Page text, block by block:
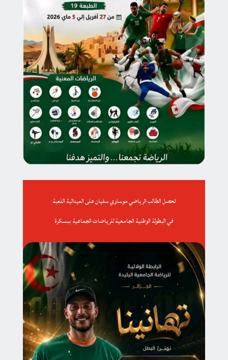
تحصل الطالب الرياضي موساوي سفيان على الميدالية الذهبة
في البطولة الوطنية الجامعية للرياضات الجماعية ببسكرة